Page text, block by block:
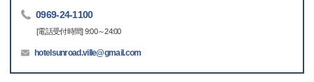
0969-24-1100
[電話受付時間] 9:00～24:00
hotelsunroad.ville@gmail.com